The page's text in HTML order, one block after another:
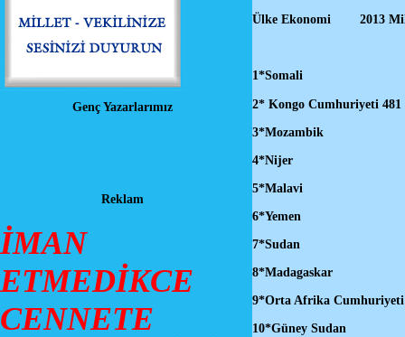
Genç Yazarlarımız
Reklam
İMAN
ETMEDİKCE
CENNETE
Ülke Ekonomi 2013 Milli
2* Kongo
4*Nijer
9*Orta
10*Güney